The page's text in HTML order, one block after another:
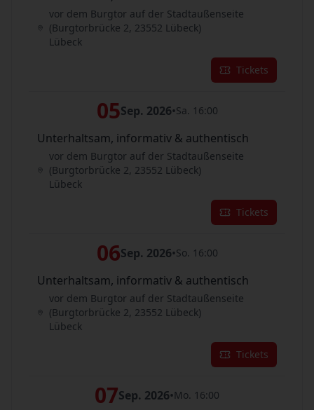
vor dem Burgtor auf der Stadtaußenseite
(Burgtorbrücke 2, 23552 Lübeck)
Lübeck
Tickets
05Sep. 2026•Sa. 16:00
Unterhaltsam, informativ & authentisch
vor dem Burgtor auf der Stadtaußenseite
(Burgtorbrücke 2, 23552 Lübeck)
Lübeck
Tickets
06Sep. 2026•So. 16:00
Unterhaltsam, informativ & authentisch
vor dem Burgtor auf der Stadtaußenseite
(Burgtorbrücke 2, 23552 Lübeck)
Lübeck
Tickets
07Sep. 2026•Mo. 16:00